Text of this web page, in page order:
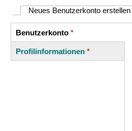
Haupt-
Reiter
Neues Benutzerkonto erstellen
Vertikale
Reiter
Benutzerkonto *
(aktiver
Reiter)
Profilinformationen *